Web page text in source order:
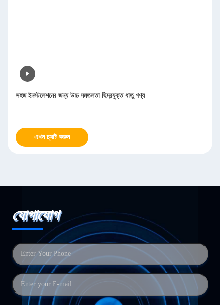
সহজ ইনস্টলেশনের জন্য উচ্চ সমতলতা ছিদ্রযুক্ত ধাতু পণ্য
এখন চ্যাট করুন
যোগাযোগ